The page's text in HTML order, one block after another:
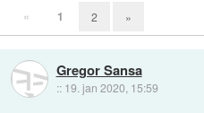
« 1 2 »
Gregor Sansa
:: 19. jan 2020, 15:59